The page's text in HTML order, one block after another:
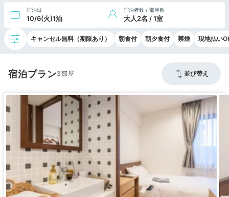
宿泊日
10/6(火)1泊
宿泊者数 / 部屋数
大人2名 / 1室
キャンセル無料（期限あり） 朝食付 朝夕食付 禁煙 現地払い
宿泊プラン3 並び替え